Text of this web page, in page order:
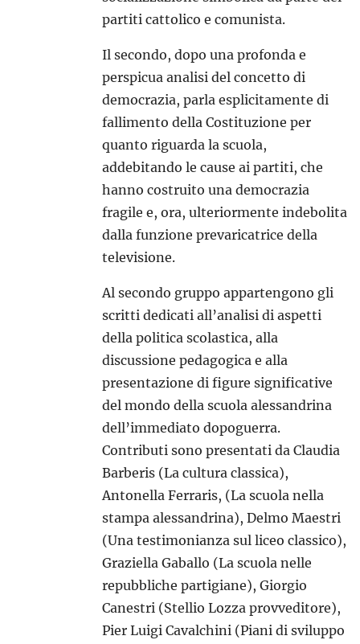
partiti cattolico e comunista.
Il secondo, dopo una profonda e
perspicua analisi del concetto di
democrazia, parla esplicitamente di
fallimento della Costituzione per
quanto riguarda la scuola,
addebitando le cause ai partiti, che
hanno costruito una democrazia
fragile e, ora, ulteriormente indebolita
dalla funzione prevaricatrice della
televisione.
Al secondo gruppo appartengono gli
scritti dedicati all’analisi di aspetti
della politica scolastica, alla
discussione pedagogica e alla
presentazione di figure significative
del mondo della scuola alessandrina
dell’immediato dopoguerra.
Contributi sono presentati da Claudia
Barberis (La cultura classica),
Antonella Ferraris, (La scuola nella
stampa alessandrina), Delmo Maestri
(Una testimonianza sul liceo classico),
Graziella Gaballo (La scuola nelle
repubbliche partigiane), Giorgio
Canestri (Stellio Lozza provveditore),
Pier Luigi Cavalchini (Piani di sviluppo